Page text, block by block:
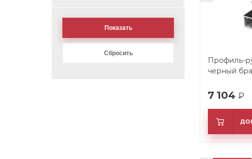
Профиль-
черный
7 104 ₽